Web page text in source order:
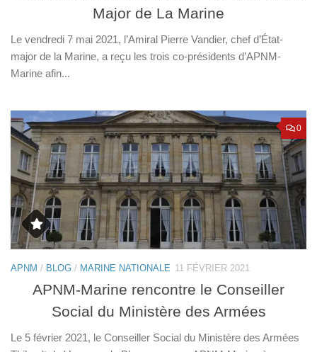
Major de La Marine
Le vendredi 7 mai 2021, l’Amiral Pierre Vandier, chef d’État-
major de la Marine, a reçu les trois co-présidents d’APNM-
Marine afin...
0
APNM / BLOG / MARINE NATIONALE 11 FÉVRIER 2021
APNM-Marine rencontre le Conseiller
Social du Ministère des Armées
Le 5 février 2021, le Conseiller Social du Ministère des Armées